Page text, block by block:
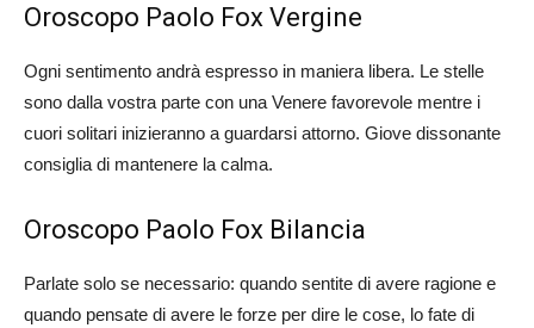
Oroscopo Paolo Fox Vergine
Ogni sentimento andrà espresso in maniera libera. Le stelle
sono dalla vostra parte con una Venere favorevole mentre i
cuori solitari inizieranno a guardarsi attorno. Giove dissonante
consiglia di mantenere la calma.
Oroscopo Paolo Fox Bilancia
Parlate solo se necessario: quando sentite di avere ragione e
quando pensate di avere le forze per dire le cose, lo fate di